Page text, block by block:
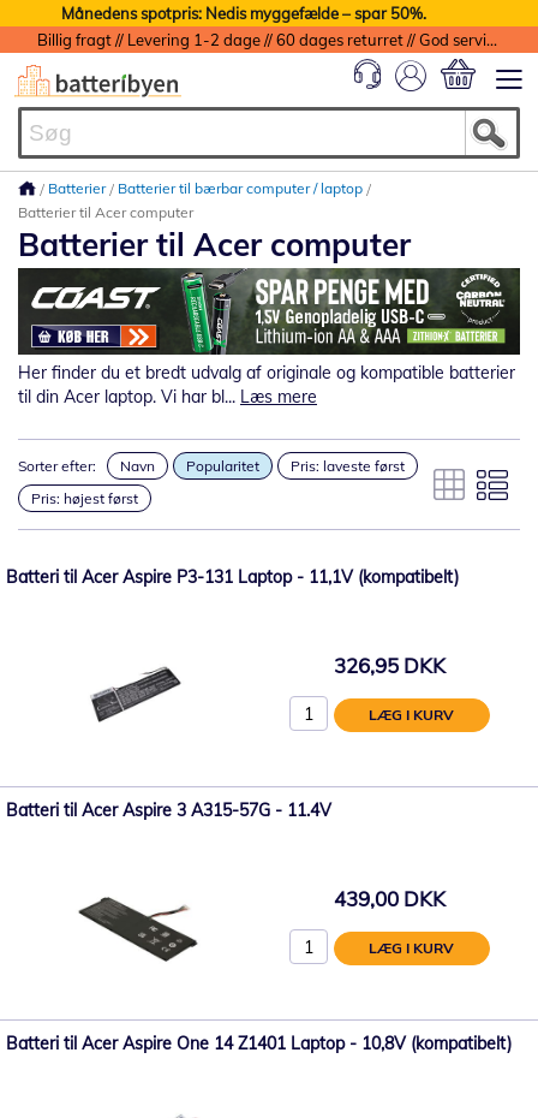
Månedens spotpris: Nedis myggefælde – spar 50%.
Billig fragt // Levering 1-2 dage // 60 dages returret // God service med garanti
Batterier
Batterier til bærbar computer / laptop
Batterier til Acer computer
Batterier til Acer computer
Her finder du et bredt udvalg af originale og kompatible batterier
til din Acer laptop. Vi har bl... Læs mere
Sorter efter: Navn Popularitet
Pris: laveste først
Pris: højest først
Batteri til Acer Aspire P3-131 Laptop - 11,1V (kompatibelt)
326,95 DKK
LÆG I KURV
Batteri til Acer Aspire 3 A315-57G - 11.4V
439,00 DKK
LÆG I KURV
Batteri til Acer Aspire One 14 Z1401 Laptop - 10,8V (kompatibelt)